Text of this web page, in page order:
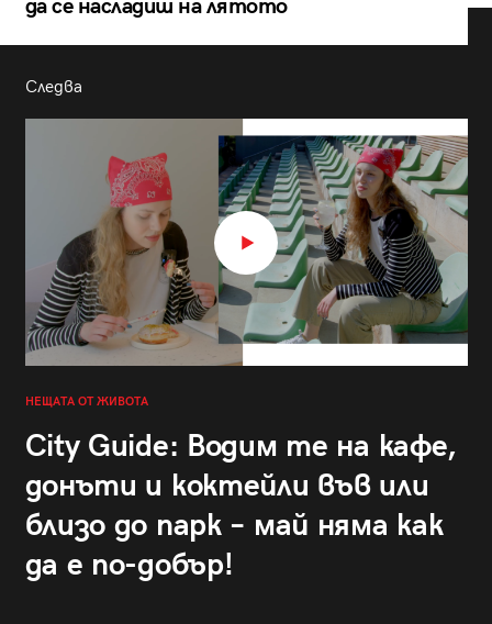
да се насладиш на лятото
Следва
НЕЩАТА ОТ ЖИВОТА
City Guide: Водим те на кафе,
донъти и коктейли във или
близо до парк – май няма как
да е по-добър!